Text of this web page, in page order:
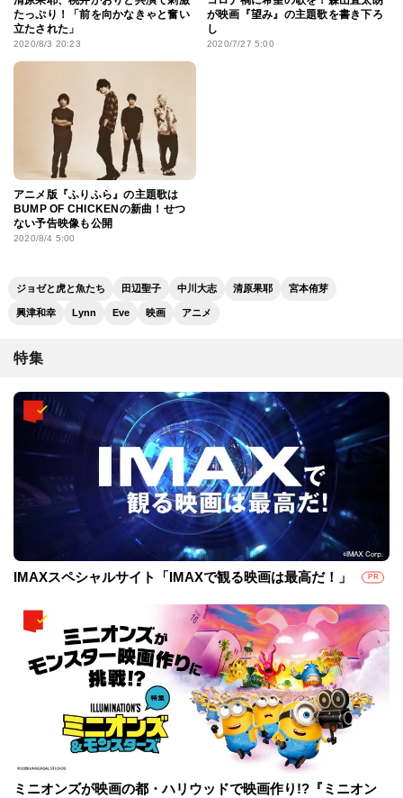
たっぷり！「前を向かなきゃと奮い
立たされた」
2020/8/3 20:23
が映画『望み』の主題歌を書き下ろ
し
2020/7/27 5:00
アニメ版『ふりふら』の主題歌は
BUMP OF CHICKENの新曲！せつ
ない予告映像も公開
2020/8/4 5:00
ジョゼと虎と魚たち 田辺聖子 中川大志 清原果耶 宮本侑芽
興津和幸 Lynn Eve 映画 アニメ
特集
IMAXスペシャルサイト「IMAXで観る映画は最高だ！」 PR
ミニオンズが映画の都・ハリウッドで映画作り!?『ミニオン